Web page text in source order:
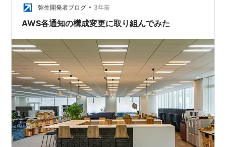
フォームはAWSをインフラ基盤として構築されており、
社内のユーザーがこのAWS環境上に沢山…
弥生開発者ブログ • 3年前
AWS各通知の構成変更に取り組んでみた